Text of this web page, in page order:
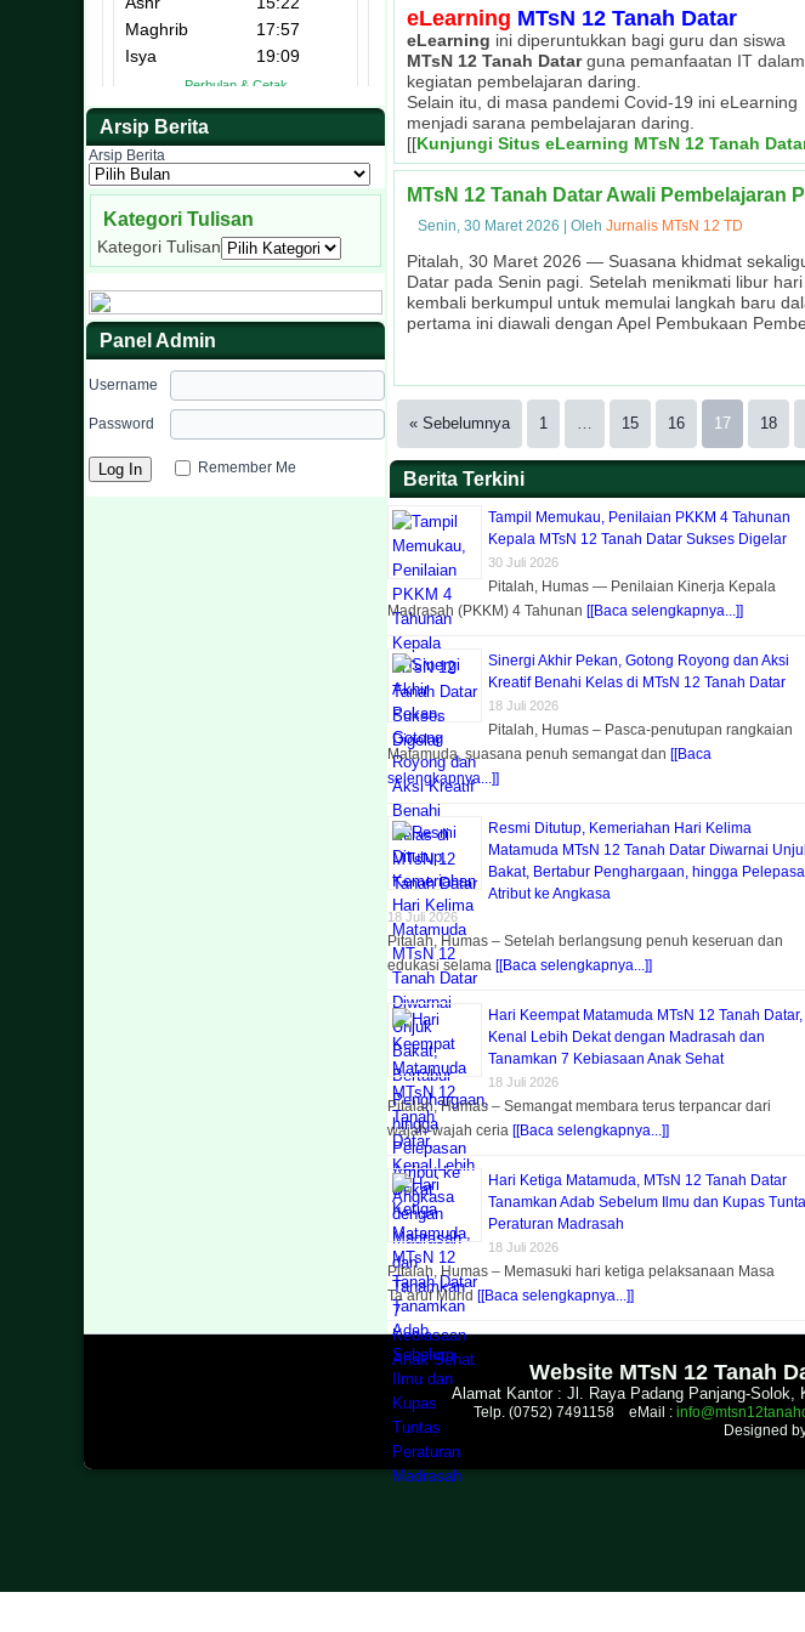
Arsip Berita
Arsip Berita
Kategori Tulisan
Kategori Tulisan
Panel Admin
Username
Password
Remember Me
Upacara
Pelaksanaan upacara bendera setiap hari
Ekstrakurikuler
Tahfizh Al-Qur'an merupakan salah satu
Penilaian
Kegiatan Penilaian Lomba Sekolah Sehat (LSS)
Masa Ta'aruf
Masa Ta'aruf Siswa Madrasah (Matsama) di MTsN 12
guna
Kegiatan Pramuka
Ekstrakurikuler Pramuka juga menjadi wadah
Kegiatan OSIM Cup
Kegiatan OSIM Cup MTsN 12 Tanah Datar sebagai
Juara I Sepak Bola
MTsN 12 Tanah Datar meraih Juara I Sepak
Gotong
Kegiatan gotong royong di lingkungan masyarakat
eLearning MTsN 12 Tanah Datar
eLearning ini diperuntukkan bagi guru dan siswa
MTsN 12 Tanah Datarguna pemanfaatan IT dalam
kegiatan pembelajaran daring.
Selain itu, di masa pandemi Covid-19 ini eLearning
menjadi sarana pembelajaran daring.
[[Kunjungi Situs eLearning MTsN 12 Tanah
MTsN 12 Tanah Datar Awali Pembelajaran
Senin, 30 Maret 2026 Oleh Jurnalis MTsN 12 TD
Pitalah, 30 Maret 2026 — Suasana khidmat
Datar pada Senin pagi. Setelah menikmati libur
kembali berkumpul untuk memulai langkah baru
pertama ini diawali dengan Apel Pembukaan
« Sebelumnya 1 … 15 16 17 18
Berita Terkini
Tampil Memukau, Penilaian PKKM 4 Tahunan
Kepala MTsN 12 Tanah Datar Sukses Digelar
30 Juli 2026
Pitalah, Humas — Penilaian Kinerja Kepala
Madrasah (PKKM) 4 Tahunan [[Baca selengkapnya...]]
Sinergi Akhir Pekan, Gotong Royong dan Aksi
Kreatif Benahi Kelas di MTsN 12 Tanah Datar
18 Juli 2026
Pitalah, Humas – Pasca-penutupan rangkaian
Matamuda, suasana penuh semangat dan [[Baca
selengkapnya...]]
Resmi Ditutup, Kemeriahan Hari Kelima
Matamuda MTsN 12 Tanah Datar Diwarnai
Bakat, Bertabur Penghargaan, hingga
Atribut ke Angkasa
18 Juli 2026
Pitalah, Humas – Setelah berlangsung penuh keseruan dan
edukasi selama [[Baca selengkapnya...]]
Hari Keempat Matamuda MTsN 12 Tanah Datar,
Kenal Lebih Dekat dengan Madrasah dan
Tanamkan 7 Kebiasaan Anak Sehat
18 Juli 2026
Pitalah, Humas – Semangat membara terus terpancar dari
wajah-wajah ceria [[Baca selengkapnya...]]
Hari Ketiga Matamuda, MTsN 12 Tanah Datar
Tanamkan Adab Sebelum Ilmu dan Kupas
Peraturan Madrasah
18 Juli 2026
Pitalah, Humas – Memasuki hari ketiga pelaksanaan Masa
Ta’aruf Murid [[Baca selengkapnya...]]
Website MTsN 12 Tanah
Alamat Kantor : Jl. Raya Padang Panjang-
Telp. (0752) 7491158 eMail :
Designed